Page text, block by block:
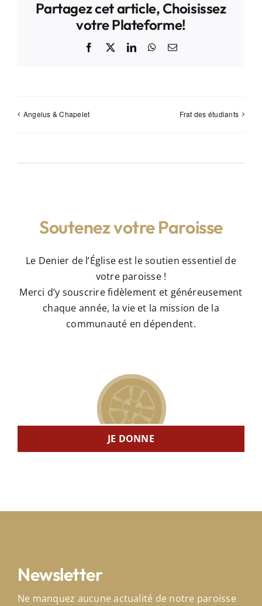
Partagez cet article, Choisissez
votre Plateforme!
Facebook
X LinkedInWhatsApp
Email
Angelus & Chapelet Frat des étudiants
Soutenez votre Paroisse
Le Denier de l’Église est le soutien essentiel de
votre paroisse !
Merci d’y souscrire fidèlement et généreusement
chaque année, la vie et la mission de la
communauté en dépendent.
JE DONNE
Newsletter
Ne manquez aucune actualité de notre paroisse